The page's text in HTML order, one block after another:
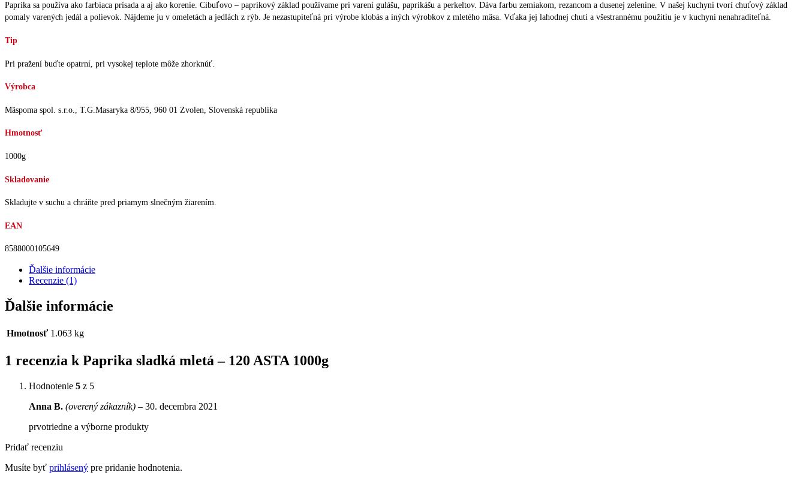
Paprika sa používa ako farbiaca prísada a aj ako korenie. Cibuľovo – paprikový základ používame pri varení gulášu, paprikášu a perkeltov. Dáva farbu zemiakom, rezancom a dusenej zelenine. V našej kuchyni tvorí chuťový základ
pomaly varených jedál a polievok. Nájdeme ju v omeletách a jedlách z rýb. Je nezastupiteľná pri výrobe klobás a iných výrobkov z mletého mäsa. Vďaka jej lahodnej chuti a všestrannému použitiu je v kuchyni nenahraditeľná.
Tip
Pri pražení buďte opatrní, pri vysokej teplote môže zhorknúť.
Výrobca
Mäspoma spol. s.r.o., T.G.Masaryka 8/955, 960 01 Zvolen, Slovenská republika
Hmotnosť
1000g
Skladovanie
Skladujte v suchu a chráňte pred priamym slnečným žiarením.
EAN
8588000105649
Ďalšie informácie
Recenzie (1)
Ďalšie informácie
Hmotnosť 1.063 kg
1 recenzia k Paprika sladká mletá – 120 ASTA 1000g
Hodnotenie 5 z 5
Anna B. (overený zákazník) – 30. decembra 2021
prvotriedne a výborne produkty
Pridať recenziu
Musíte byť prihlásený pre pridanie hodnotenia.